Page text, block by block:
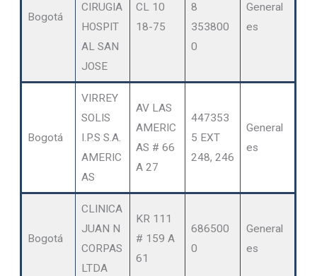
Bogotá
CIRUGIA
HOSPIT
AL SAN
JOSE
CL 10
18-75
8
353800
0
General
es
Bogotá
VIRREY
SOLIS
I.P.S S.A.
AMERIC
AS
AV LAS
AMERIC
AS # 66
A 27
447353
5 EXT
248, 246
General
es
Bogotá
CLINICA
JUAN N
CORPAS
LTDA
KR 111
# 159 A
61
686500
0
General
es